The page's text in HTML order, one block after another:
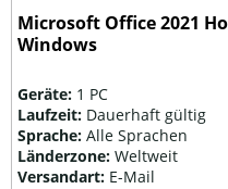
Microsoft Office 2021
Windows
Geräte: 1 PC
Laufzeit: Dauerhaft gültig
Sprache:Alle Sprachen
Länderzone:Weltweit
Versandart: E-Mail